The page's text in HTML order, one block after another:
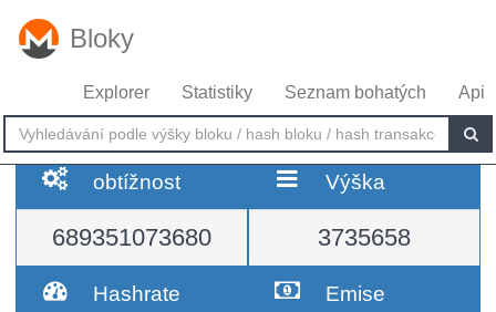
Bloky
Explorer Statistiky Seznam bohatých Api
obtížnost
689351073680
Výška
3735658
Hashrate Emise